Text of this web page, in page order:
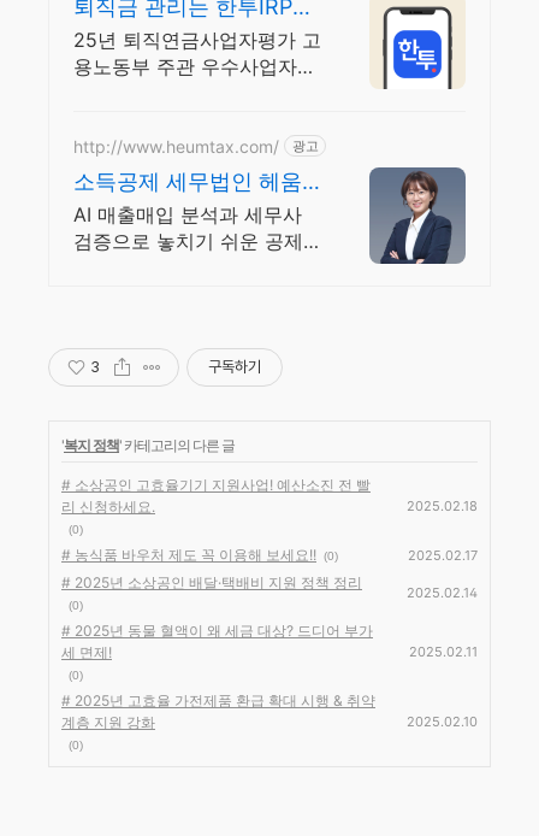
퇴직금 관리는 한투IRP에
서 자동 투자하는 적립식
ETF
25년 퇴직연금사업자평가 고
용노동부 주관 우수사업자
http://www.heumtax.com/ 광고
소득공제 세무법인 헤움
실시간 카톡 상담 지원
AI 매출매입 분석과 세무사
검증으로 놓치기 쉬운 공제
3 구독하기
'복지 정책' 카테고리의 다른 글
# 소상공인 고효율기기 지원사업! 예산소진 전 빨
리 신청하세요.
(0)
2025.02.18
# 농식품 바우처 제도 꼭 이용해 보세요!! (0) 2025.02.17
# 2025년 소상공인 배달·택배비 지원 정책 정리
(0)
2025.02.14
# 2025년 동물 혈액이 왜 세금 대상? 드디어 부가
세 면제!
(0)
2025.02.11
# 2025년 고효율 가전제품 환급 확대 시행 & 취약
계층 지원 강화
(0)
2025.02.10